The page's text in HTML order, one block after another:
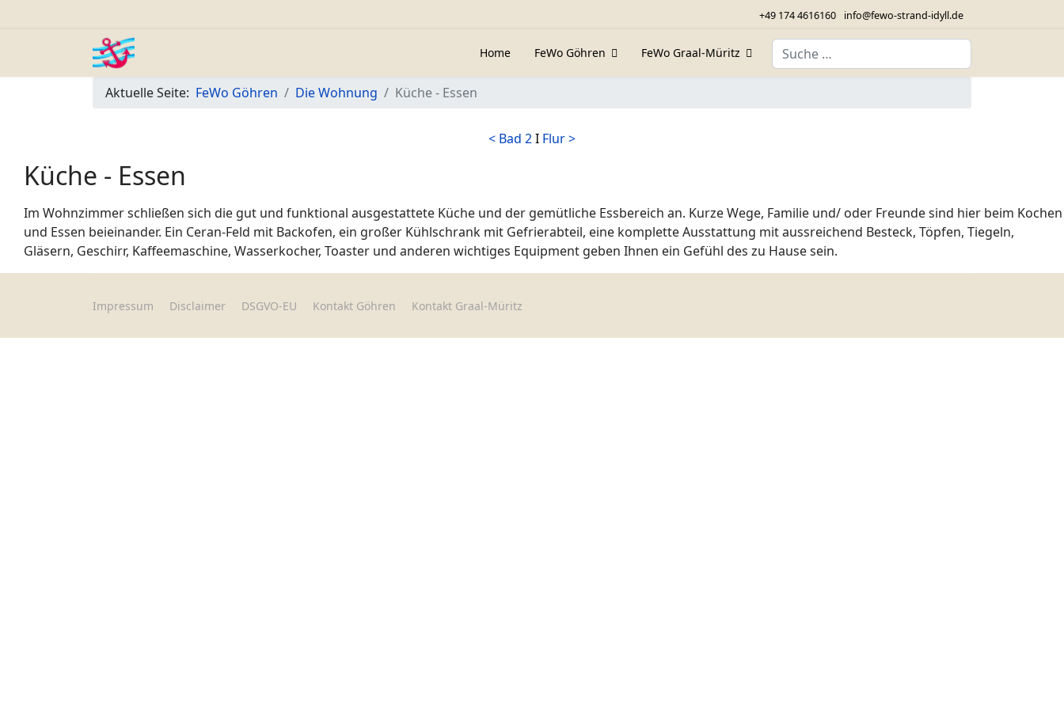
+49 174 4616160 info@fewo-strand-idyll.de
Home FeWo Göhren FeWo Graal-Müritz Suchen
Aktuelle Seite: FeWo Göhren Die Wohnung Küche - Essen
< Bad 2I Flur >
Küche - Essen
Im Wohnzimmer schließen sich die gut und funktional ausgestattete Küche und der gemütliche Essbereich an. Kurze Wege, Familie und/ oder Freunde sind hier beim Kochen
und Essen beieinander. Ein Ceran-Feld mit Backofen, ein großer Kühlschrank mit Gefrierabteil, eine komplette Ausstattung mit aussreichend Besteck, Töpfen, Tiegeln,
Gläsern, Geschirr, Kaffeemaschine, Wasserkocher, Toaster und anderen wichtiges Equipment geben Ihnen ein Gefühl des zu Hause sein.
Impressum Disclaimer DSGVO-EU Kontakt Göhren Kontakt Graal-Müritz